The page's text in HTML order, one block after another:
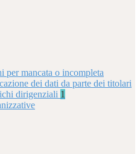
per mancata o incompleta
dei dati da parte dei titolari
dirigenziali 1